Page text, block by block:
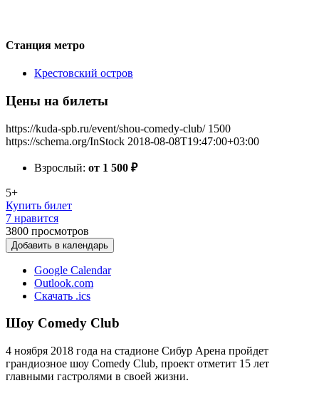
Станция метро
Крестовский остров
Цены на билеты
https://kuda-spb.ru/event/shou-comedy-club/ 1500
https://schema.org/InStock 2018-08-08T19:47:00+03:00
Взрослый: от 1 500 ₽
5+
Купить билет
7 нравится
3800 просмотров
Добавить в календарь
Google Calendar
Outlook.com
Скачать .ics
Шоу Comedy Club
4 ноября 2018 года на стадионе Сибур Арена пройдет
грандиозное шоу Comedy Club, проект отметит 15 лет
главными гастролями в своей жизни.